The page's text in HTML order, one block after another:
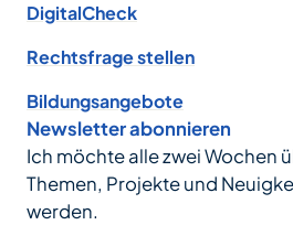
DigitalCheck
Rechtsfrage stellen
Bildungsangebote
Newsletter abonnieren
Ich möchte alle zwei Wochen
Themen, Projekte und
werden.